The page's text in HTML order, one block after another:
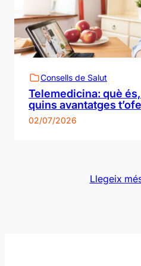
e
i
x
e
u
n
a
Consells de Salut
Telemedicina: què
quins avantatges
02/07/2026
Llegeix